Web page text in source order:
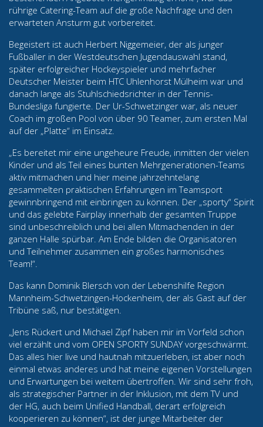
rührige Catering-Team auf die große Nachfrage und den
erwarteten Ansturm gut vorbereitet.
Begeistert ist auch Herbert Niggemeier, der als junger
Fußballer in der Westdeutschen Jugendauswahl stand,
später erfolgreicher Hockeyspieler und mehrfacher
Deutscher Meister beim HTC Uhlenhorst Mülheim war und
danach lange als Stuhlschiedsrichter in der Tennis-
Bundesliga fungierte. Der Ur-Schwetzinger war, als neuer
Coach im großen Pool von über 90 Teamer, zum ersten Mal
auf der „Platte“ im Einsatz.
„Es bereitet mir eine ungeheure Freude, inmitten der vielen
Kinder und als Teil eines bunten Mehrgenerationen-Teams
aktiv mitmachen und hier meine jahrzehntelang
gesammelten praktischen Erfahrungen im Teamsport
gewinnbringend mit einbringen zu können. Der „sporty“ Spirit
und das gelebte Fairplay innerhalb der gesamten Truppe
sind unbeschreiblich und bei allen Mitmachenden in der
ganzen Halle spürbar. Am Ende bilden die Organisatoren
und Teilnehmer zusammen ein großes harmonisches
Team!“.
Das kann Dominik Blersch von der Lebenshilfe Region
Mannheim-Schwetzingen-Hockenheim, der als Gast auf der
Tribüne saß, nur bestätigen.
„Jens Rückert und Michael Zipf haben mir im Vorfeld schon
viel erzählt und vom OPEN SPORTY SUNDAY vorgeschwärmt.
Das alles hier live und hautnah mitzuerleben, ist aber noch
einmal etwas anderes und hat meine eigenen Vorstellungen
und Erwartungen bei weitem übertroffen. Wir sind sehr froh,
als strategischer Partner in der Inklusion, mit dem TV und
der HG, auch beim Unified Handball, derart erfolgreich
kooperieren zu können“, ist der junge Mitarbeiter der